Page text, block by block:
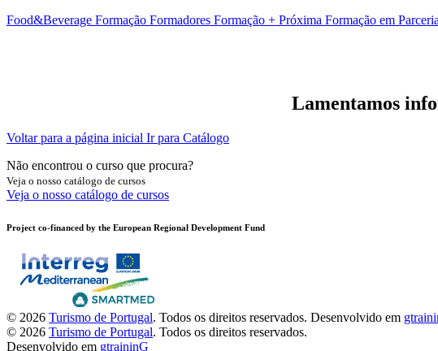
Food&Beverage Formação Formadores Formação + Próxima Formação em Parceria
Lamentamos
Voltar para a página inicial Ir para Catálogo
Não encontrou o curso que procura?
Veja o nosso catálogo de cursos
Veja o nosso catálogo de cursos
Project co-financed by the European Regional Development Fund
© 2026 Turismo de Portugal. Todos os direitos reservados. Desenvolvido em
© 2026 Turismo de Portugal. Todos os direitos reservados.
Desenvolvido em gtraininG